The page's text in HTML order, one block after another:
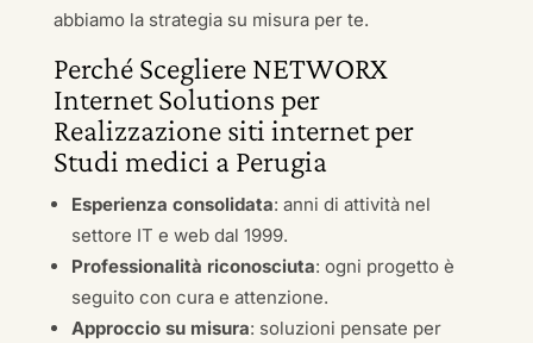
abbiamo la strategia su misura per te.
Perché Scegliere NETWORX
Internet Solutions per
Realizzazione siti internet per
Studi medici a Perugia
Esperienza consolidata: anni di attività nel
settore IT e web dal 1999.
Professionalità riconosciuta: ogni progetto è
seguito con cura e attenzione.
Approccio su misura: soluzioni pensate per